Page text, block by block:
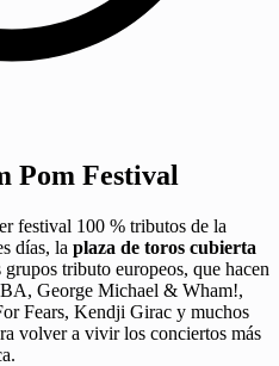
Pom Festival
festival 100 % tributos de la
días, la plaza de toros cubierta
grupos tributo europeos, que hacen
George Michael & Wham!,
Fears, Kendji Girac y muchos
volver a vivir los conciertos más